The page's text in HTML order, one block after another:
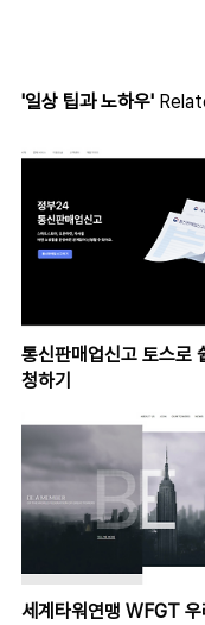
'일상 팁과 노하우'
통신판매업신고 토스로
청하기
세계타워연맹 WFGT 우